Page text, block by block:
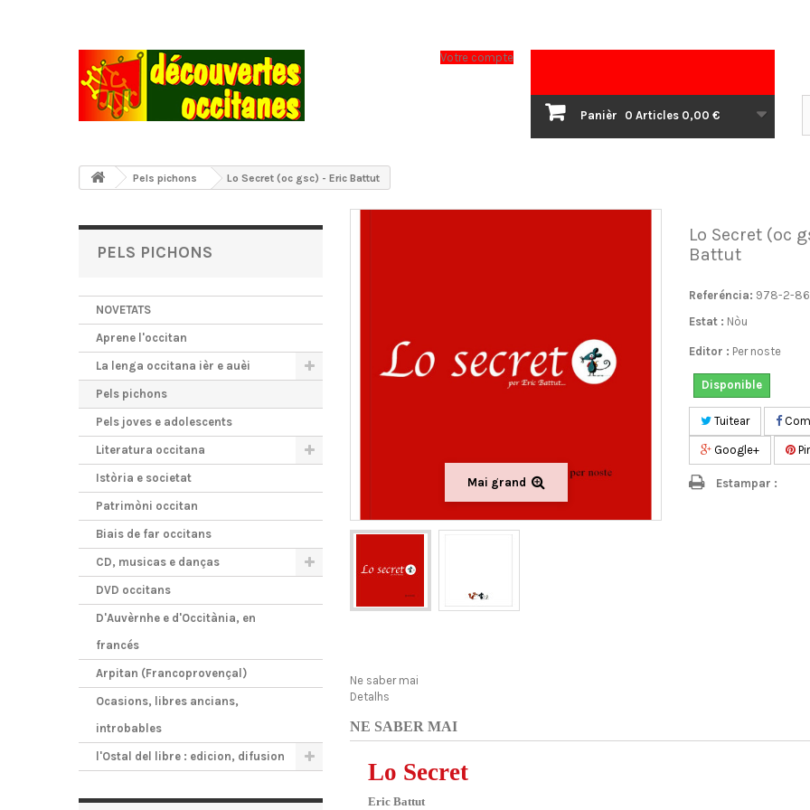
Panièr 0 Articles 0,00 €
Votre compte
Pels pichons Lo Secret (oc gsc) - Eric Battut
PELS PICHONS
NOVETATS
Aprene l'occitan
La lenga occitana ièr e auèi
Pels pichons
Pels joves e adolescents
Literatura occitana
Istòria e societat
Patrimòni occitan
Biais de far occitans
CD, musicas e danças
DVD occitans
D'Auvèrnhe e d'Occitània, en
francés
Arpitan (Francoprovençal)
Ocasions, libres ancians,
introbables
l'Ostal del libre : edicion, difusion
Mai grand
Lo Secret (oc
Battut
Referéncia: 978-2-
Estat : Nòu
Editor : Per noste
Disponible
Tuitear
Google+
Estampar :
Ne saber mai
Detalhs
NE SABER MAI
Lo Secret
Eric Battut